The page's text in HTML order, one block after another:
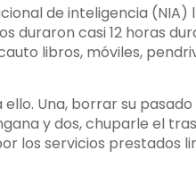
de inteligencia (NIA)
duraron casi 12 horas
libros, móviles,
Una, borrar su
y dos, chuparle el
los servicios prestados